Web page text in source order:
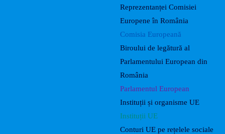
Reprezentanței Comisiei
Europene în România
Comisia Europeană
Biroului de legătură al
Parlamentului European din
România
Parlamentul European
Instituții și organisme UE
Instituții UE
Conturi UE pe rețelele sociale